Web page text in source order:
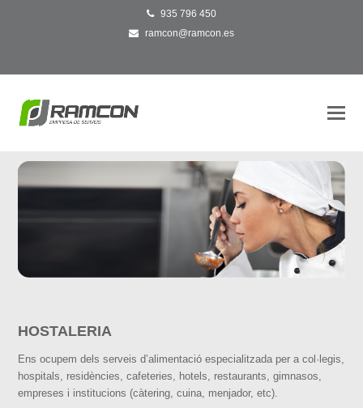
935 796 450
ramcon@ramcon.es
HOSTALERIA
Ens ocupem dels serveis d’alimentació especialitzada per a col·legis,
hospitals, residències, cafeteries, hotels, restaurants, gimnasos,
empreses i institucions (càtering, cuina, menjador, etc).